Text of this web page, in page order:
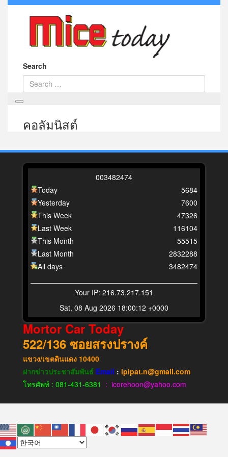
Search
คอลัมนิสต์
003482474
Today
Yesterday
This Week
Last Week
This Month
Last Month
All days
5684
7600
47326
116104
55515
2832288
3482474
Your IP: 216.73.217.151
Sat, 08 Aug 2026 18:00:12 +0000
Mortor Car Today
522/136 ซอยสรงปรางค์
แขวง​/เขต​ดินแดง​ 10400
ฝากข่าวประชาสัมพันธ์ Email : ipipat.n@gmail.com
โทรศัพท์ : 081-431-6381 : icorehoon@yahoo.com